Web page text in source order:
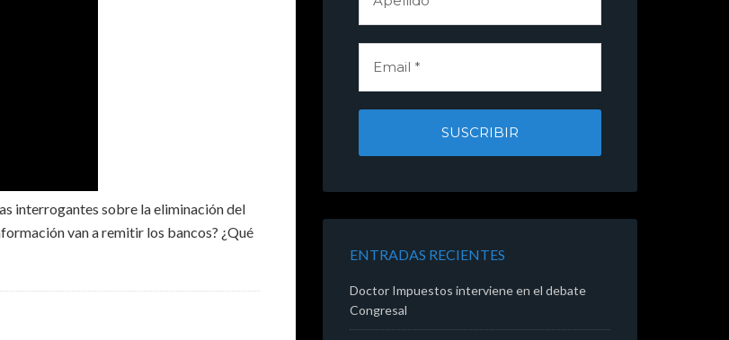
interrogantes sobre la eliminación del
van a remitir los bancos? ¿Qué
ENTRADAS RECIENTES
Doctor Impuestos interviene en el debate
Congresal